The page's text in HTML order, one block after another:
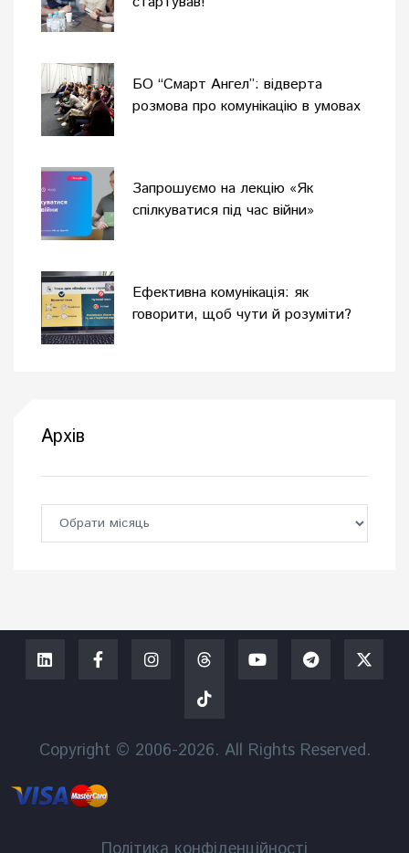
БО “Смарт Ангел”: відверта
розмова про комунікацію в умовах
Запрошуємо на лекцію «Як
спілкуватися під час війни»
Ефективна комунікація: як
говорити, щоб чути й розуміти?
Архів
Copyright © 2006-2026. All Rights Reserved.